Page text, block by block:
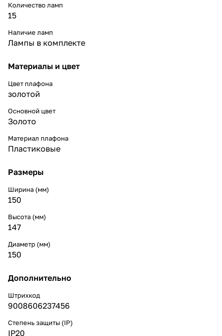
Количество ламп
15
Наличие ламп
Лампы в комплекте
Материалы и цвет
Цвет плафона
золотой
Основной цвет
Золото
Материал плафона
Пластиковые
Размеры
Ширина (мм)
150
Высота (мм)
147
Диаметр (мм)
150
Дополнительно
Штрихкод
9008606237456
Степень защиты (IP)
IP20